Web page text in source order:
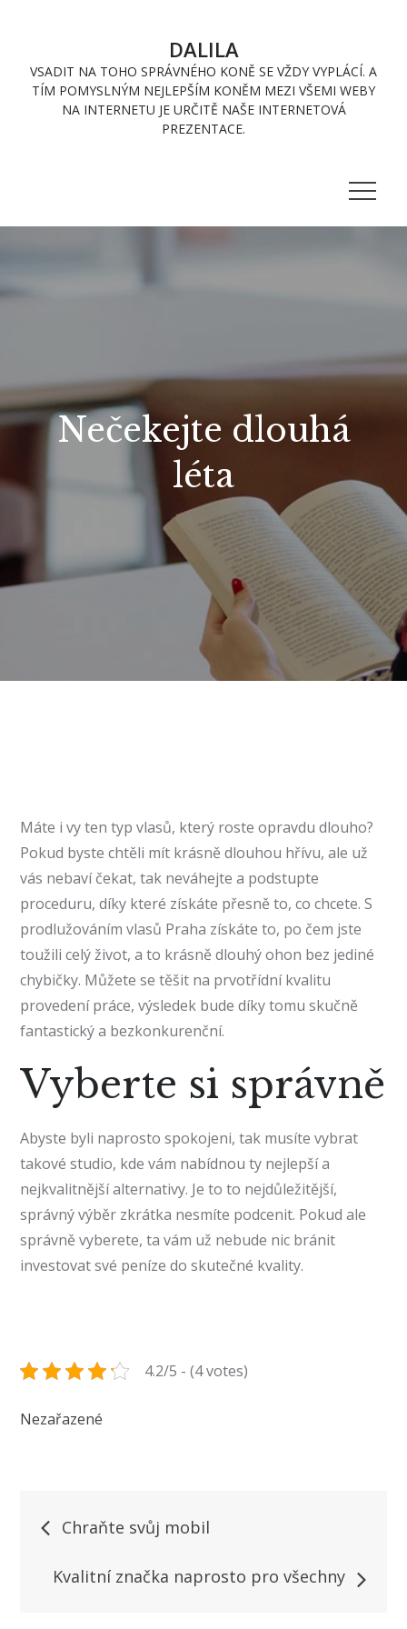
content
DALILA
VSADIT NA TOHO SPRÁVNÉHO KONĚ SE VŽDY VYPLÁCÍ. A
TÍM POMYSLNÝM NEJLEPŠÍM KONĚM MEZI VŠEMI WEBY
NA INTERNETU JE URČITĚ NAŠE INTERNETOVÁ
PREZENTACE.
Nečekejte dlouhá
léta
Máte i vy ten typ vlasů, který roste opravdu dlouho?
Pokud byste chtěli mít krásně dlouhou hřívu, ale už
vás nebaví čekat, tak neváhejte a podstupte
proceduru, díky které získáte přesně to, co chcete. S
prodlužováním vlasů Praha získáte to, po čem jste
toužili celý život, a to krásně dlouhý ohon bez jediné
chybičky. Můžete se těšit na prvotřídní kvalitu
provedení práce, výsledek bude díky tomu skučně
fantastický a bezkonkurenční.
Vyberte si správně
Abyste byli naprosto spokojeni, tak musíte vybrat
takové studio, kde vám nabídnou ty nejlepší a
nejkvalitnější alternativy. Je to to nejdůležitější,
správný výběr zkrátka nesmíte podcenit. Pokud ale
správně vyberete, ta vám už nebude nic bránit
investovat své peníze do skutečné kvality.
4.2/5 - (4 votes)
Nezařazené
Navigace
pro
Chraňte svůj mobil
Kvalitní značka naprosto pro všechny